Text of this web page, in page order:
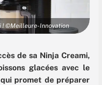
! ©Meilleure-Innovation
de sa Ninja Creami,
glacées avec le
qui promet de préparer